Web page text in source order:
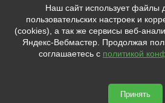
Специалист по продажам
Здравствуйте! Готов(-а)
помочь вам. Напишите мне,
если у вас появятся вопросы.
svetled53.ru ©
Адрес:
+7 (952)
Наш сайт использует файлы
пользовательских настроек и
(cookies), а так же сервисы веб-
Яндекс-Вебмастер. Продолжая
соглашаетесь с политикой
Принять